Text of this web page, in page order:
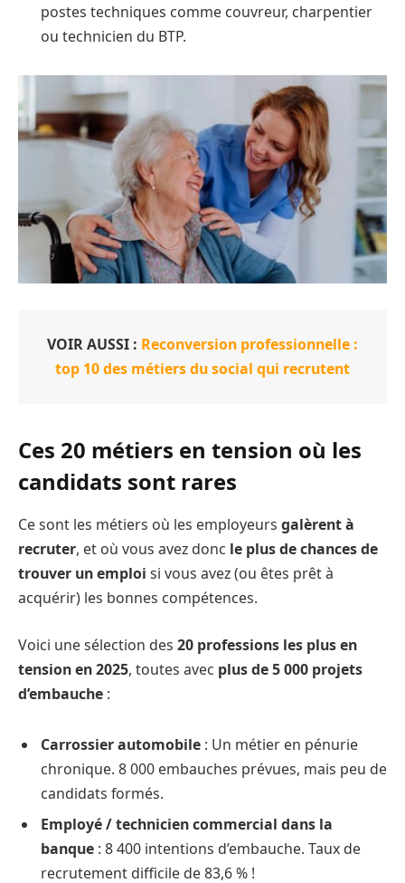
postes techniques comme couvreur, charpentier
ou technicien du BTP.
VOIR AUSSI : Reconversion professionnelle :
top 10 des métiers du social qui recrutent
Ces 20 métiers en tension où les
candidats sont rares
Ce sont les métiers où les employeurs galèrent à
recruter, et où vous avez donc le plus de chances de
trouver un emploi si vous avez (ou êtes prêt à
acquérir) les bonnes compétences.
Voici une sélection des 20 professions les plus en
tension en 2025, toutes avec plus de 5 000 projets
d’embauche :
Carrossier automobile : Un métier en pénurie
chronique. 8 000 embauches prévues, mais peu de
candidats formés.
Employé / technicien commercial dans la
banque : 8 400 intentions d’embauche. Taux de
recrutement difficile de 83,6 % !